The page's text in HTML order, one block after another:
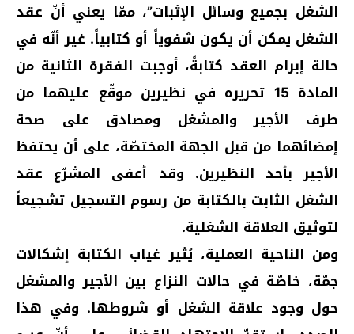
الشغل بجميع وسائل الإثبات”، ممّا يعني أنّ عقد
الشغل يمكن أن يكون شفوياً أو كتابياً. غير أنّه في
حالة إبرام العقد كتابةً، أوجبت الفقرة الثانية من
المادة 15 تحريره في نظيرين موقّع عليهما من
طرف الأجير والمشغل ومصادق على صحة
إمضائهما من قبل الجهة المختصّة، على أن يحتفظ
الأجير بأحد النظيرين. وقد أعفى المشرّع عقد
الشغل الثابت بالكتابة من رسوم التسجيل تشجيعاً
لتوثيق العلاقة الشغلية.
ومن الناحية العملية، يُثير غياب الكتابة إشكالات
جمّة، خاصّة في حالات النزاع بين الأجير والمشغل
حول وجود علاقة الشغل أو شروطها. وفي هذا